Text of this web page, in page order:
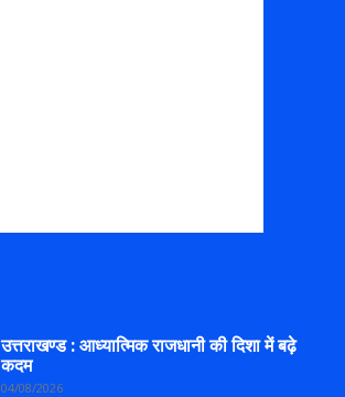
उत्तराखण्ड : आध्यात्मिक राजधानी की दिशा में बढ़े
कदम
04/08/2026